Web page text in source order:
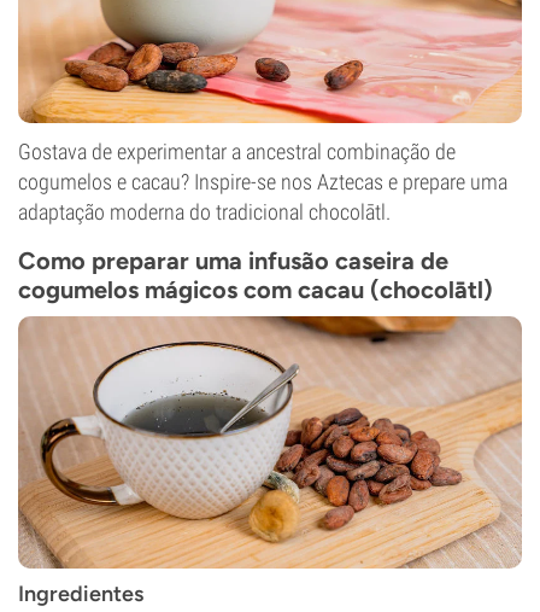
Gostava de experimentar a ancestral combinação de
cogumelos e cacau? Inspire-se nos Aztecas e prepare uma
adaptação moderna do tradicional chocolātl.
Como preparar uma infusão caseira de
cogumelos mágicos com cacau (chocolātl)
Ingredientes